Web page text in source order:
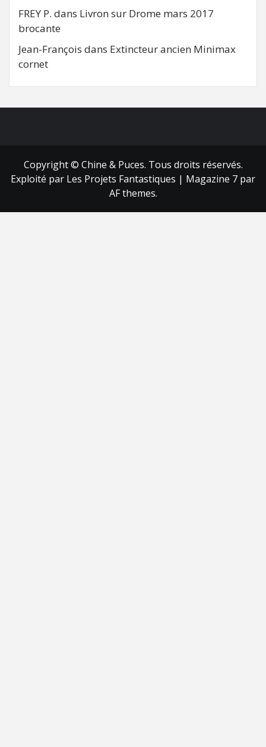
FREY P. dans Livron sur Drome mars 2017
brocante
Jean-François dans Extincteur ancien Minimax
cornet
Copyright © Chine & Puces. Tous droits réservés.
Exploité par Les Projets Fantastiques | Magazine 7 par
AF themes.